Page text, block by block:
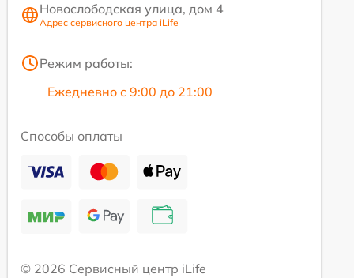
Новослободская улица, дом 4
Адрес сервисного центра iLife
Режим работы:
Ежедневно с 9:00 до 21:00
Способы оплаты
© 2026 Сервисный центр iLife